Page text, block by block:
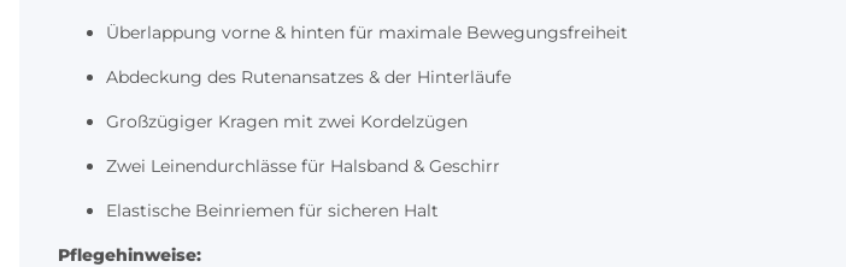
Überlappung vorne & hinten für maximale Bewegungsfreiheit
Abdeckung des Rutenansatzes & der Hinterläufe
Großzügiger Kragen mit zwei Kordelzügen
Zwei Leinendurchlässe für Halsband & Geschirr
Elastische Beinriemen für sicheren Halt
Pflegehinweise: